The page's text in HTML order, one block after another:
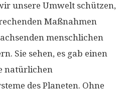
unsere Umwelt schützen,
Maßnahmen
menschlichen
Sie sehen, es gab einen
natürlichen
des Planeten. Ohne